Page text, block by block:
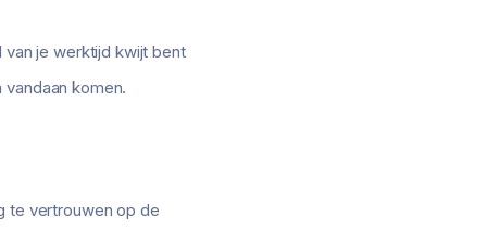
je werktijd kwijt bent
komen.
te vertrouwen op de